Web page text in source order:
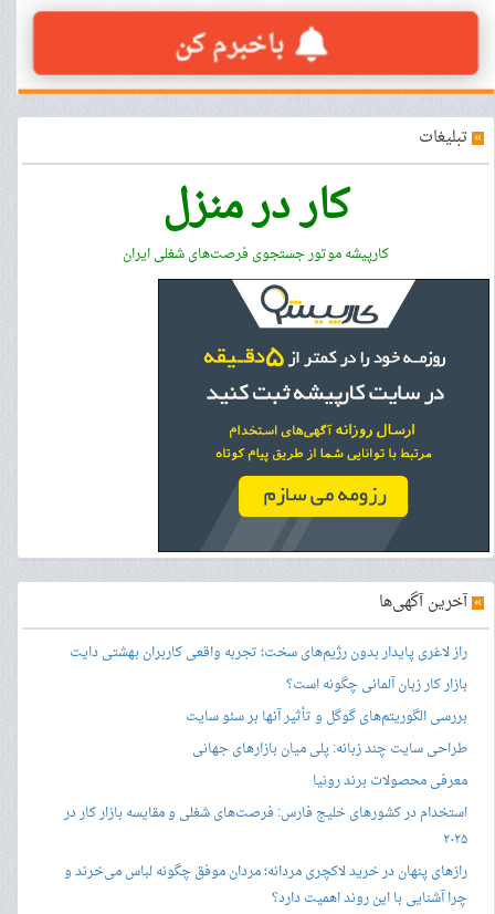
» تبلیغات
کار در منزل
کارپیشه موتور جستجوی فرصت‌های شغلی ایران
»آخرین آگهی‌ها
راز لاغری پایدار بدون رژیم‌های سخت؛ تجربه واقعی کاربران بهشتی دایت
بازار کار زبان آلمانی چگونه است؟
بررسی الگوریتم‌های گوگل و تأثیر آنها بر سئو سایت
طراحی سایت چند زبانه: پلی میان بازارهای جهانی
معرفی محصولات برند رونیا
استخدام در کشورهای خلیج فارس: فرصت‌های شغلی و مقایسه بازار کار در
۲۰۲۵
رازهای پنهان در خرید لاکچری مردانه؛ مردان موفق چگونه لباس می‌خرند و
چرا آشنایی با این روند اهمیت دارد؟